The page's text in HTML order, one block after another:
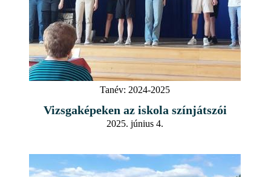
Tanév: 2024-2025
Vizsgaképeken az iskola színjátszói
2025. június 4.